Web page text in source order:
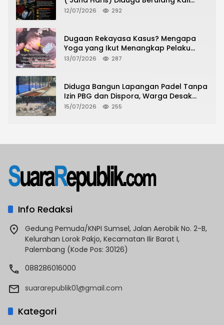
Lakukan Modus Sewa Motor Tanpa
12/07/2026 292
Dugaan Rekayasa Kasus? Mengapa
Yoga yang Ikut Menangkap Pelaku
Pencurian Toko Ponsel di Pancur Batu
13/07/2026 287
Diduga Bangun Lapangan Padel Tanpa
Izin PBG dan Dispora, Warga Desak
CKTRP dan Dispora Jakarta Barat
15/07/2026 255
Info Redaksi
Gedung Pemuda/KNPI Sumsel, Jalan Aerobik No. 2-B,
Kelurahan Lorok Pakjo, Kecamatan Ilir Barat I,
Palembang (Kode Pos: 30126)
088286016000
suararepublik01@gmail.com
Kategori